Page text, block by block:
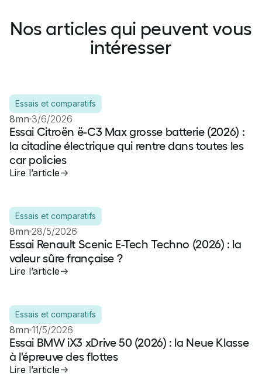
Nos articles qui peuvent vous
intéresser
Essais et comparatifs
8mn 3/6/2026
Essai Citroën ë-C3 Max grosse batterie (2026) :
la citadine électrique qui rentre dans toutes les
car policies
Lire l’article
Essais et comparatifs
8mn 28/5/2026
Essai Renault Scenic E-Tech Techno (2026) : la
valeur sûre française ?
Lire l’article
Essais et comparatifs
8mn 11/5/2026
Essai BMW iX3 xDrive 50 (2026) : la Neue Klasse
à l'épreuve des flottes
Lire l’article